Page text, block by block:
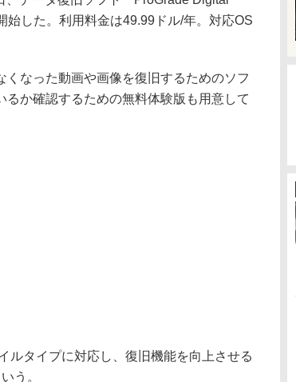
始した。利用料金は49.99ドル/年。対応OS
なった動画や画像を復旧するためのソフ
るか確認するための無料体験版も用意して
ルタイプに対応し、復旧機能を向上させる
う。